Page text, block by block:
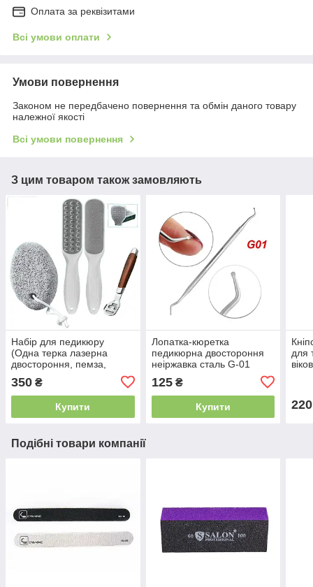
Оплата за реквізитами
Всі умови оплати
Умови повернення
Законом не передбачено повернення та обмін даного товару
належної якості
Всі умови повернення
З цим товаром також замовляють
Набір для педикюру
(Одна терка лазерна
двостороння, пемза,
станок, запаска/терка, 10
лез)
350 ₴
Купити
Лопатка-кюретка
педикюрна двостороння
неіржавка сталь G-01
125₴
Купити
для
220
Подібні товари компанії